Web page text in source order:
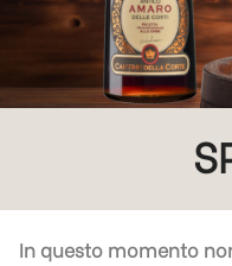
In questo momento